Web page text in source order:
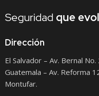
Seguridad que
Dirección
El Salvador – Av. Bernal
Guatemala – Av. Reforma
Montufar.